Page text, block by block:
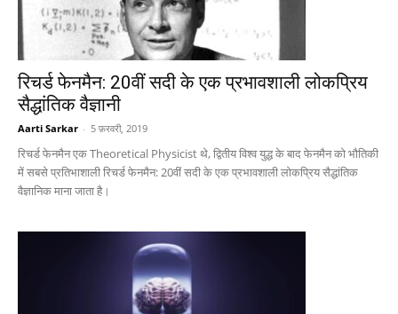
रिचर्ड फेनमैन: 20वीं सदी के एक प्रभावशाली लोकप्रिय
सैद्धांतिक वैज्ञानी
Aarti Sarkar - 5 फ़रवरी, 2019
रिचर्ड फेनमैन एक Theoretical Physicist थे, द्वितीय विश्व युद्ध के बाद फेनमैन को भौतिकी
में सबसे प्रतिभाशाली रिचर्ड फेनमैन: 20वीं सदी के एक प्रभावशाली लोकप्रिय सैद्धांतिक
वैज्ञानिक माना जाता है।